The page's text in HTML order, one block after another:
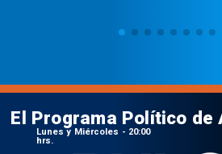
El Programa Político de
Lunes y Miércoles - 20:00
hrs.